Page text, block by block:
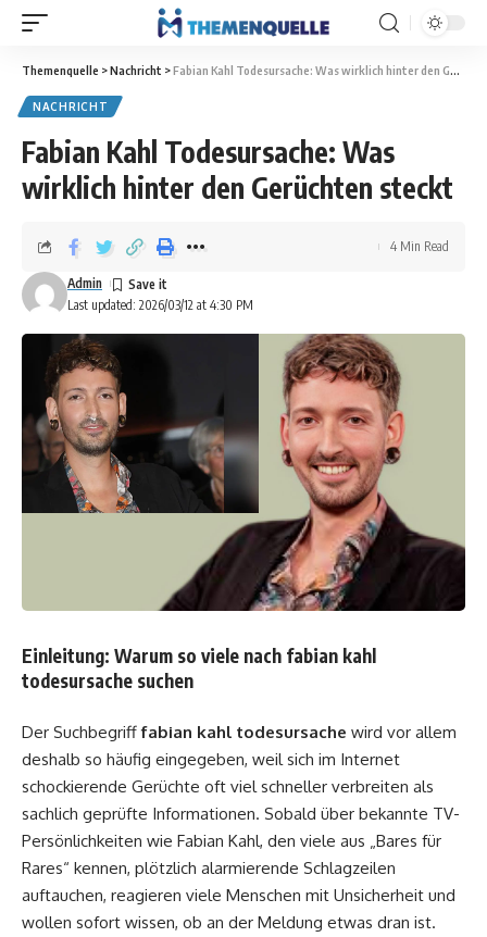
Themenquelle >Nachricht >Fabian Kahl Todesursache: Was wirklich hinter den Gerüchten steckt
NACHRICHT
Fabian Kahl Todesursache: Was
wirklich hinter den Gerüchten steckt
Last updated: 2026/03/12 at 4:30 PM
Admin
4 Min Read
Einleitung: Warum so viele nach fabian kahl
todesursache suchen
Der Suchbegrifffabian kahl todesursache wird vor allem
deshalb so häufig eingegeben, weil sich im Internet
schockierende Gerüchte oft viel schneller verbreiten als
sachlich geprüfte Informationen. Sobald über bekannte TV-
Persönlichkeiten wie Fabian Kahl, den viele aus „Bares für
Rares“ kennen, plötzlich alarmierende Schlagzeilen
auftauchen, reagieren viele Menschen mit Unsicherheit und
wollen sofort wissen, ob an der Meldung etwas dran ist.